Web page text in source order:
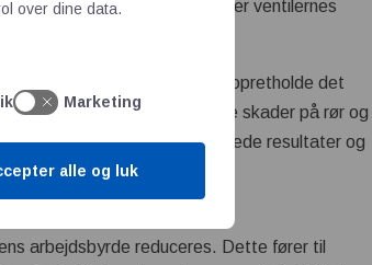
af disse materialer forlænger ventilernes
trykket i systemet. Ved at opretholde det
overtryk, der kan forårsage skader på rør og
for at opnå ensartede resultater og
arbejdsbyrde reduceres. Dette fører til
over dine data.
Marketing
alle og luk